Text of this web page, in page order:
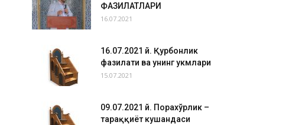
ФАЗИЛАТЛАРИ
16.07.2021
16.07.2021 й. Қурбонлик
фазилати ва унинг ҳукмлари
15.07.2021
09.07.2021 й. Порахўрлик –
тараққиёт кушандаси